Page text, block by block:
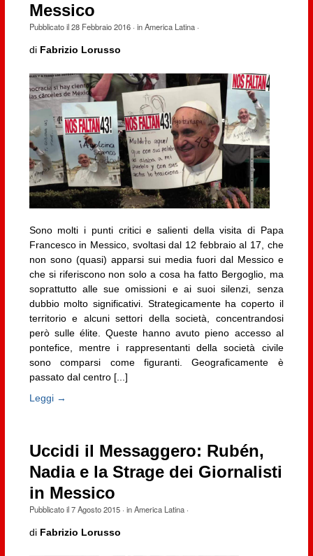
Messico
Pubblicato il28 Febbraio 2016· inAmerica Latina·
di Fabrizio Lorusso
Sono molti i punti critici e salienti della visita di Papa
Francesco in Messico, svoltasi dal 12 febbraio al 17, che
non sono (quasi) apparsi sui media fuori dal Messico e
che si riferiscono non solo a cosa ha fatto Bergoglio, ma
soprattutto alle sue omissioni e ai suoi silenzi, senza
dubbio molto significativi. Strategicamente ha coperto il
territorio e alcuni settori della società, concentrandosi
però sulle élite. Queste hanno avuto pieno accesso al
pontefice, mentre i rappresentanti della società civile
sono comparsi come figuranti. Geograficamente è
passato dal centro [...]
Leggi →
Uccidi il Messaggero: Rubén,
Nadia e la Strage dei Giornalisti
in Messico
Pubblicato il7 Agosto 2015· inAmerica Latina·
diFabrizio Lorusso